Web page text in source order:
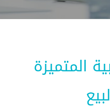
المتميزة